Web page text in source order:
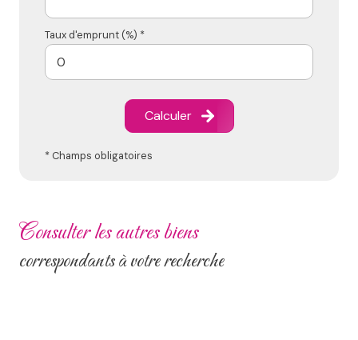
Taux d'emprunt (%) *
Calculer
* Champs obligatoires
consulter les autres biens
correspondants à votre recherche